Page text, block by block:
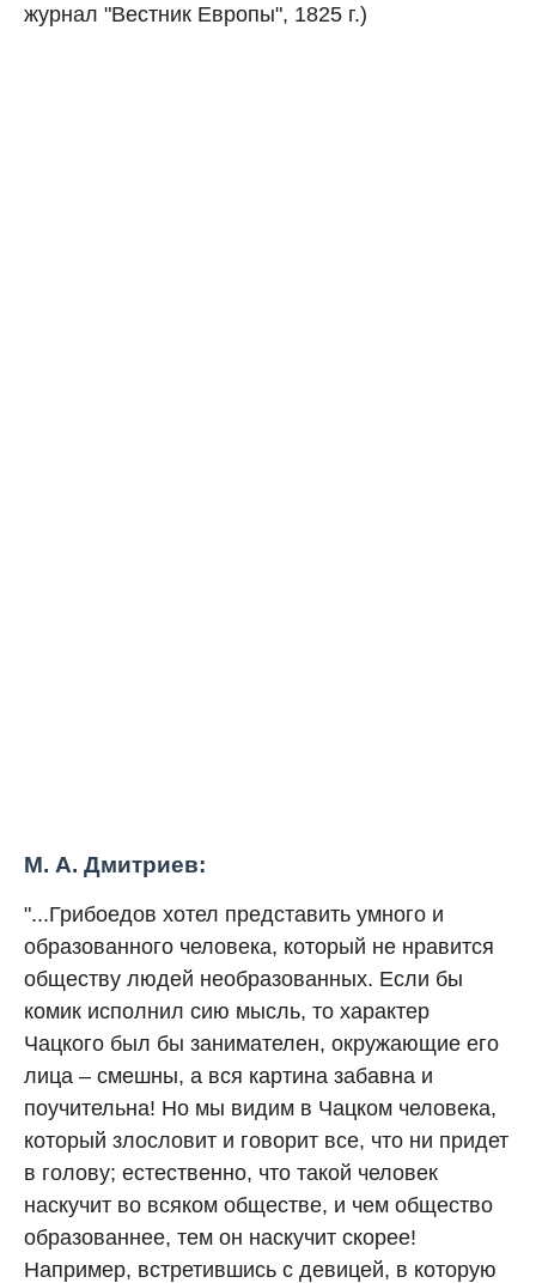
журнал "Вестник Европы", 1825 г.)
М. А. Дмитриев:
"...Грибоедов хотел представить умного и
образованного человека, который не нравится
обществу людей необразованных. Если бы
комик исполнил сию мысль, то характер
Чацкого был бы занимателен, окружающие его
лица – смешны, а вся картина забавна и
поучительна! Но мы видим в Чацком человека,
который злословит и говорит все, что ни придет
в голову; естественно, что такой человек
наскучит во всяком обществе, и чем общество
образованнее, тем он наскучит скорее!
Например, встретившись с девицей, в которую